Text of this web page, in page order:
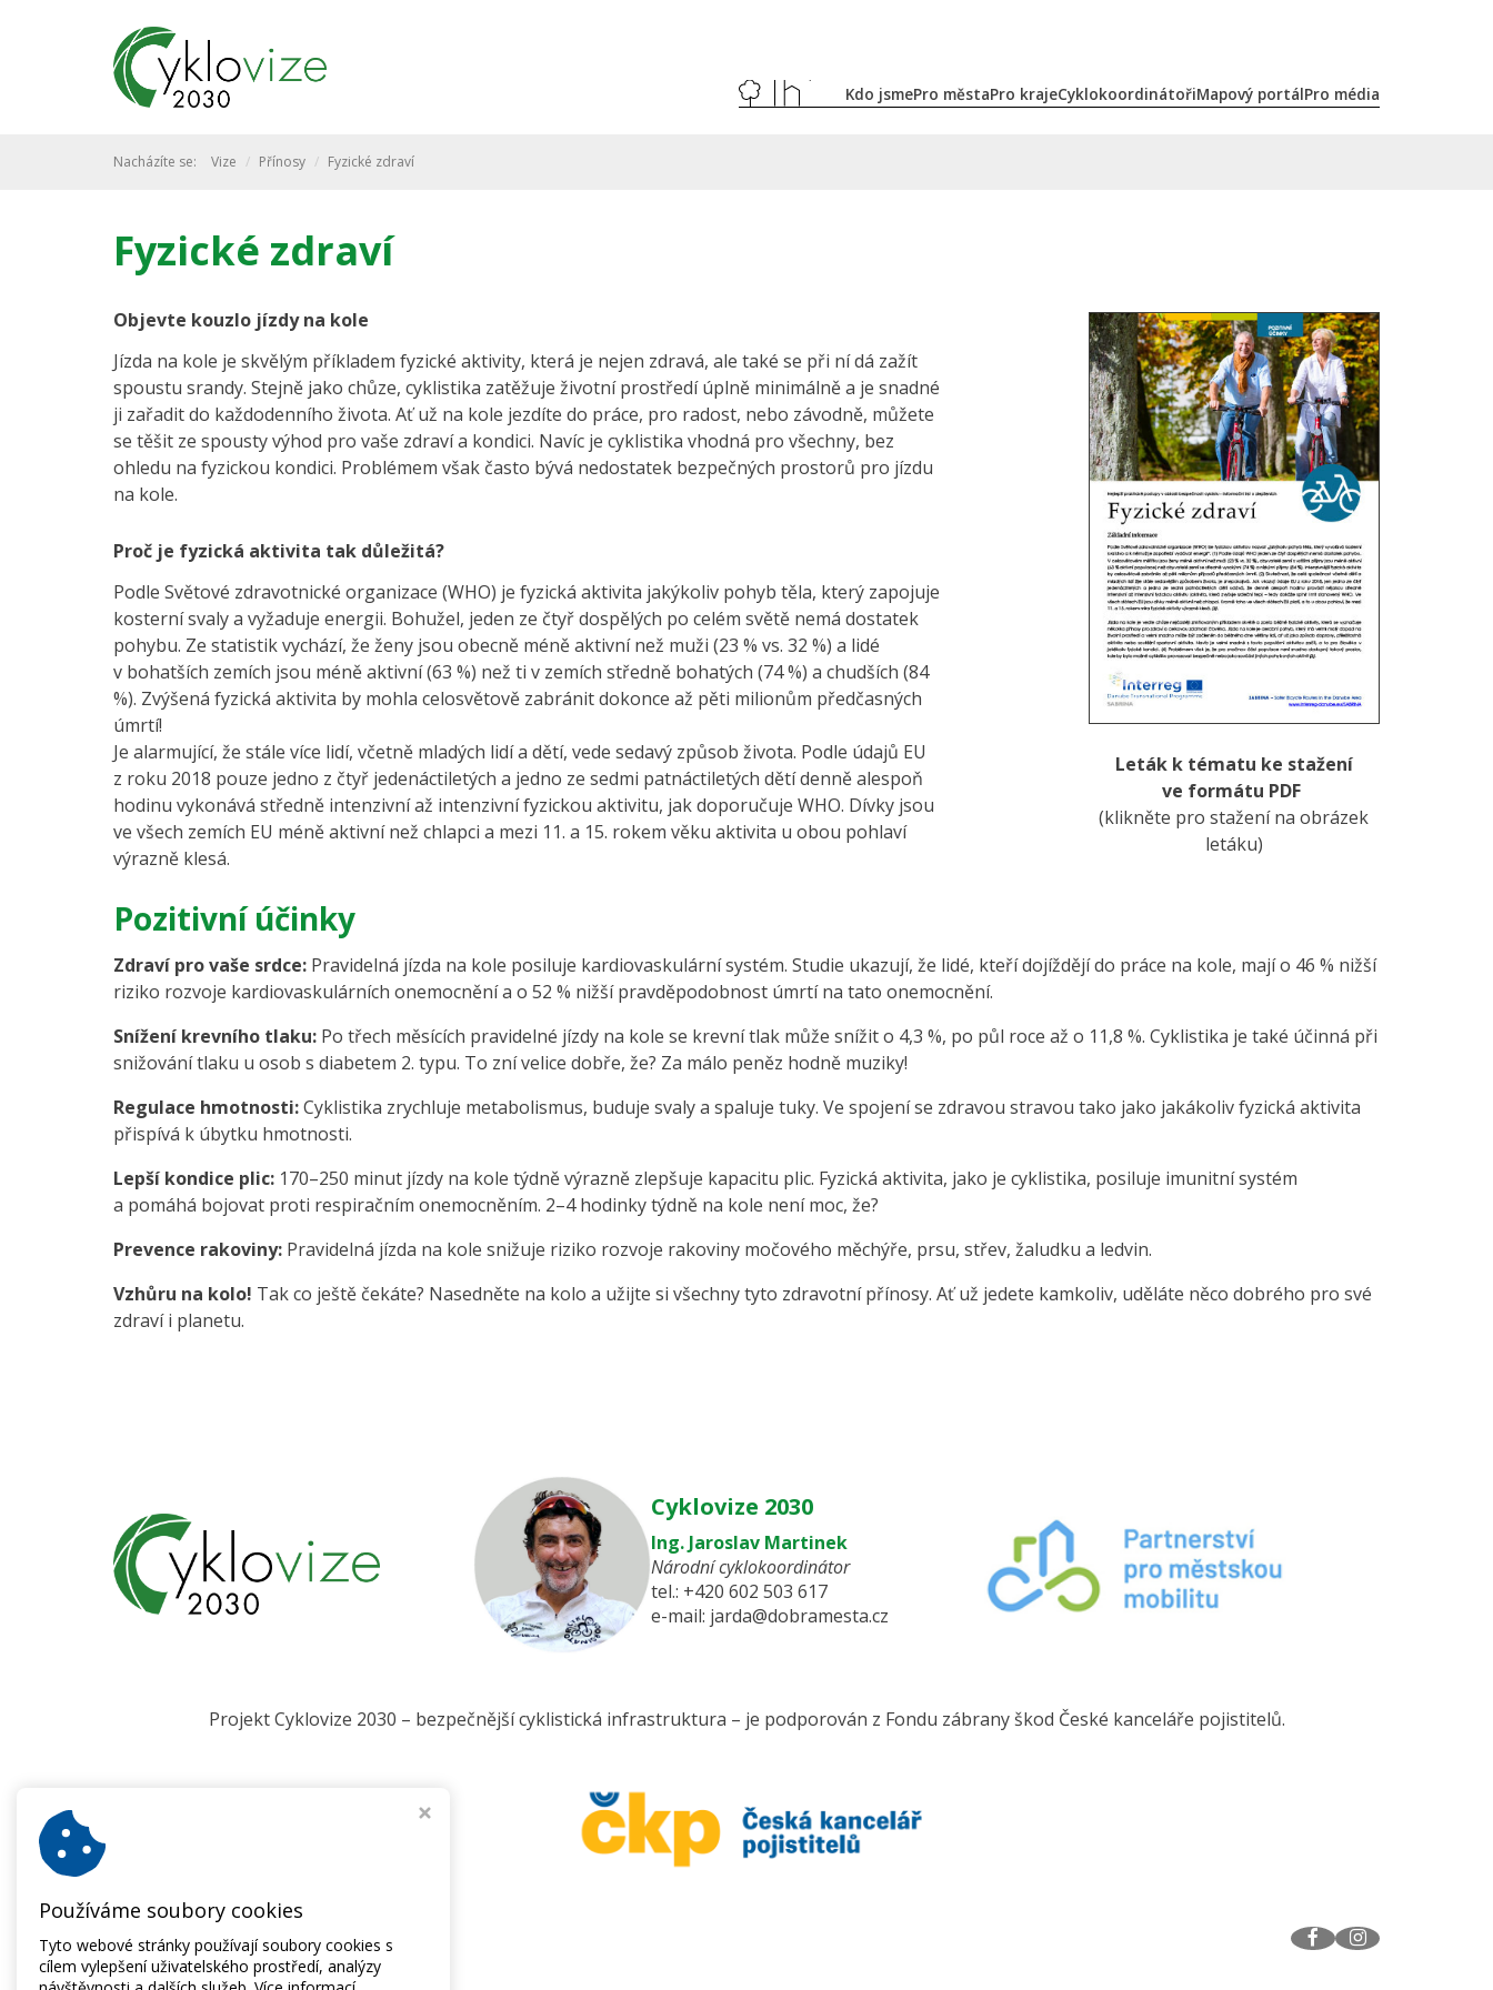
Kdo jsmePro městaPro krajeCyklokoordinátořiMapový portálPro média
Nacházíte se: Vize Přínosy Fyzické zdraví
Fyzické zdraví
Objevte kouzlo jízdy na kole
Jízda na kole je skvělým příkladem fyzické aktivity, která je nejen zdravá, ale také se při ní dá zažít
spoustu srandy. Stejně jako chůze, cyklistika zatěžuje životní prostředí úplně minimálně a je snadné
ji zařadit do každodenního života. Ať už na kole jezdíte do práce, pro radost, nebo závodně, můžete
se těšit ze spousty výhod pro vaše zdraví a kondici. Navíc je cyklistika vhodná pro všechny, bez
ohledu na fyzickou kondici. Problémem však často bývá nedostatek bezpečných prostorů pro jízdu
na kole.
Proč je fyzická aktivita tak důležitá?
Podle Světové zdravotnické organizace (WHO) je fyzická aktivita jakýkoliv pohyb těla, který zapojuje
kosterní svaly a vyžaduje energii. Bohužel, jeden ze čtyř dospělých po celém světě nemá dostatek
pohybu. Ze statistik vychází, že ženy jsou obecně méně aktivní než muži (23 % vs. 32 %) a lidé
v bohatších zemích jsou méně aktivní (63 %) než ti v zemích středně bohatých (74 %) a chudších (84
%). Zvýšená fyzická aktivita by mohla celosvětově zabránit dokonce až pěti milionům předčasných
úmrtí!
Je alarmující, že stále více lidí, včetně mladých lidí a dětí, vede sedavý způsob života. Podle údajů EU
z roku 2018 pouze jedno z čtyř jedenáctiletých a jedno ze sedmi patnáctiletých dětí denně alespoň
hodinu vykonává středně intenzivní až intenzivní fyzickou aktivitu, jak doporučuje WHO. Dívky jsou
ve všech zemích EU méně aktivní než chlapci a mezi 11. a 15. rokem věku aktivita u obou pohlaví
výrazně klesá.
Leták k tématu ke stažení
ve formátu PDF
(klikněte pro stažení na obrázek
letáku)
Pozitivní účinky
Zdraví pro vaše srdce: Pravidelná jízda na kole posiluje kardiovaskulární systém. Studie ukazují, že lidé, kteří dojíždějí do práce na kole, mají o 46 % nižší
riziko rozvoje kardiovaskulárních onemocnění a o 52 % nižší pravděpodobnost úmrtí na tato onemocnění.
Snížení krevního tlaku: Po třech měsících pravidelné jízdy na kole se krevní tlak může snížit o 4,3 %, po půl roce až o 11,8 %. Cyklistika je také účinná při
snižování tlaku u osob s diabetem 2. typu. To zní velice dobře, že? Za málo peněz hodně muziky!
Regulace hmotnosti:Cyklistika zrychluje metabolismus, buduje svaly a spaluje tuky. Ve spojení se zdravou stravou tako jako jakákoliv fyzická aktivita
přispívá k úbytku hmotnosti.
Lepší kondice plic: 170–250 minut jízdy na kole týdně výrazně zlepšuje kapacitu plic. Fyzická aktivita, jako je cyklistika, posiluje imunitní systém
a pomáhá bojovat proti respiračním onemocněním. 2–4 hodinky týdně na kole není moc, že?
Prevence rakoviny: Pravidelná jízda na kole snižuje riziko rozvoje rakoviny močového měchýře, prsu, střev, žaludku a ledvin.
Vzhůru na kolo! Tak co ještě čekáte? Nasedněte na kolo a užijte si všechny tyto zdravotní přínosy. Ať už jedete kamkoliv, uděláte něco dobrého pro své
zdraví i planetu.
Cyklovize 2030
Ing. Jaroslav Martinek
Národní cyklokoordinátor
tel.: +420 602 503 617
e-mail: jarda@dobramesta.cz
Projekt Cyklovize 2030 – bezpečnější cyklistická infrastruktura – je podporován z Fondu zábrany škod České kanceláře pojistitelů.
Používáme soubory cookies
Tyto webové stránky používají soubory cookies s
cílem vylepšení uživatelského prostředí, analýzy